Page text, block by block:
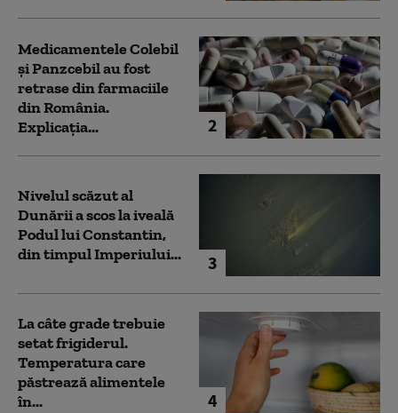
2
Medicamentele Colebil
și Panzcebil au fost
retrase din farmaciile
din România.
Explicația...
3
Nivelul scăzut al
Dunării a scos la iveală
Podul lui Constantin,
din timpul Imperiului...
4
La câte grade trebuie
setat frigiderul.
Temperatura care
păstrează alimentele
în...